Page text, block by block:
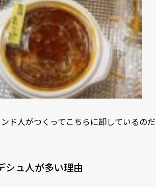
ド人がつくってこちらに卸しているのだ
シュ人が多い理由